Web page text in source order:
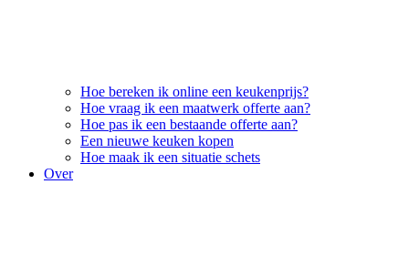
Hoe bereken ik online een keukenprijs?
Hoe vraag ik een maatwerk offerte aan?
Hoe pas ik een bestaande offerte aan?
Een nieuwe keuken kopen
Hoe maak ik een situatie schets
Over